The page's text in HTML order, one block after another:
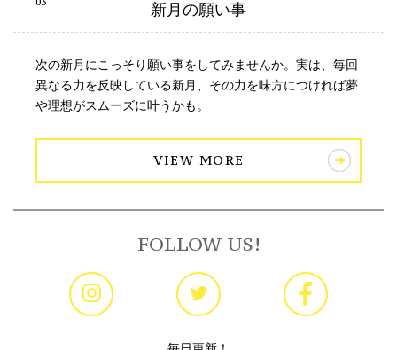
新月の願い事
次の新月にこっそり願い事をしてみませんか。実は、毎回
異なる力を反映している新月、その力を味方につければ夢
や理想がスムーズに叶うかも。
VIEW MORE
FOLLOW US!